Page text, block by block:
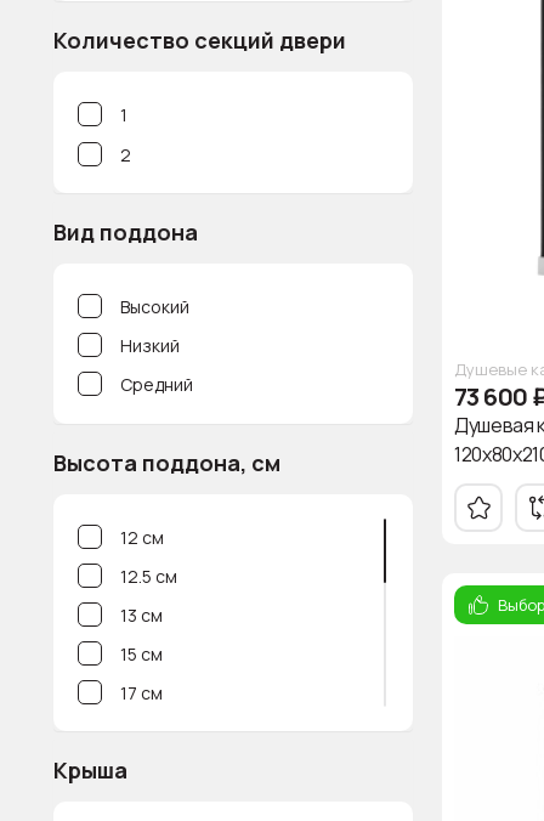
Количество секций двери
1
2
Вид поддона
Высокий
Низкий
Средний
Высота поддона, см
12 см
12.5 см
13 см
15 см
17 см
24 см
25 см
Крыша
Душевые
73 600
Душевая